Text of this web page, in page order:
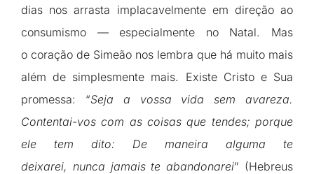
dias nos arrasta implacavelmente em direção ao
consumismo — especialmente no Natal. Mas
o coração de Simeão nos lembra que há muito mais
além de simplesmente mais. Existe Cristo e Sua
promessa: “Seja a vossa vida sem avareza.
Contentai-vos com as coisas que tendes; porque
ele tem dito: De maneira alguma te
deixarei, nunca jamais te abandonarei” (Hebreus